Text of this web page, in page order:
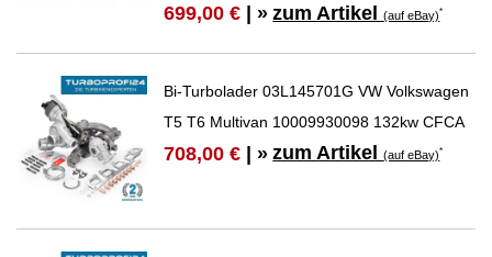
699,00 € | » zum Artikel(auf eBay)*
Bi-Turbolader 03L145701G VW Volkswagen
T5 T6 Multivan 10009930098 132kw CFCA
708,00 € | » zum Artikel(auf eBay)*